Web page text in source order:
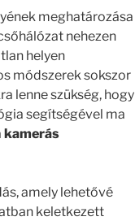
meghatározása
nehezen
helyen
módszerek sokszor
lenne szükség, hogy
segítségével ma
kamerás
amely lehetővé
keletkezett